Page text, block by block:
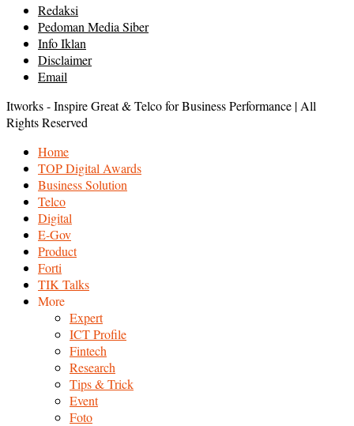
Redaksi
Pedoman Media Siber
Info Iklan
Disclaimer
Email
Itworks - Inspire Great & Telco for Business Performance | All
Rights Reserved
Home
TOP Digital Awards
Business Solution
Telco
Digital
E-Gov
Product
Forti
TIK Talks
More
Expert
ICT Profile
Fintech
Research
Tips & Trick
Event
Foto